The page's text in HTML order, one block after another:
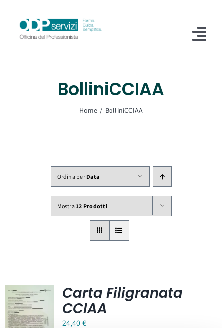
contenuto
BolliniCCIAA
Home BolliniCCIAA
Ordina per Data
Mostra12 Prodotti
Carta Filigranata
CCIAA
24,40€